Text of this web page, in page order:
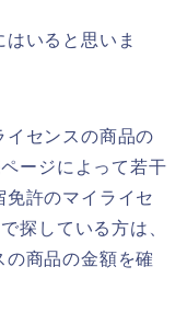
いると思いま
イセンスの商品の
ージによって若干
許のマイライセ
探している方は、
の商品の金額を確